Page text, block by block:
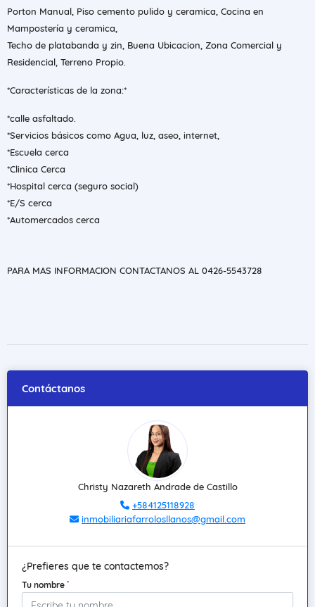
Porton Manual, Piso cemento pulido y ceramica, Cocina en
Mampostería y ceramica,
Techo de platabanda y zin, Buena Ubicacion, Zona Comercial y
Residencial, Terreno Propio.
*Características de la zona:*
*calle asfaltado.
*Servicios básicos como Agua, luz, aseo, internet,
*Escuela cerca
*Clinica Cerca
*Hospital cerca (seguro social)
*E/S cerca
*Automercados cerca
PARA MAS INFORMACION CONTACTANOS AL 0426-5543728
Contáctanos
Christy Nazareth Andrade de Castillo
+584125118928
inmobiliariafarrolosllanos@gmail.com
¿Prefieres que te contactemos?
Tu nombre *